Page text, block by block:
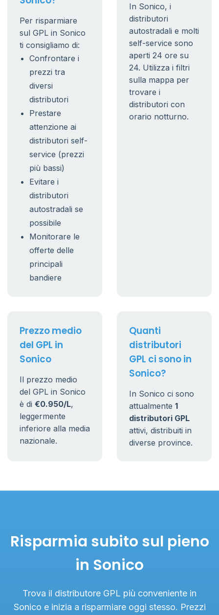
Per risparmiare
sul GPL in Sonico
ti consigliamo di:
Confrontare i
prezzi tra
diversi
distributori
Prestare
attenzione ai
distributori self-
service (prezzi
più bassi)
Evitare i
distributori
autostradali se
possibile
Monitorare le
offerte delle
principali
bandiere
In Sonico, i
distributori
autostradali e molti
self-service sono
aperti 24 ore su
24. Utilizza i filtri
sulla mappa per
trovare i
distributori con
orario notturno.
Prezzo medio
del GPL in
Sonico
Il prezzo medio
del GPL in Sonico
è di €0.950/L,
leggermente
inferiore alla media
nazionale.
Quanti
distributori
GPL ci sono in
Sonico?
In Sonico ci sono
attualmente 1
distributori GPL
attivi, distribuiti in
diverse province.
Risparmia subito sul pieno
in Sonico
Trova il distributore GPL più conveniente in
Sonico e inizia a risparmiare oggi stesso. Prezzi